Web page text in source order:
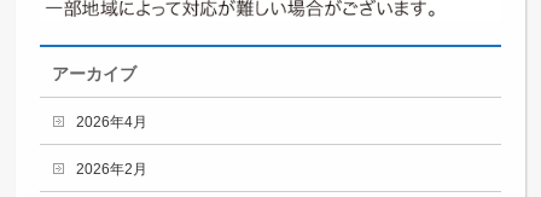
アーカイブ
2026年4月
2026年2月